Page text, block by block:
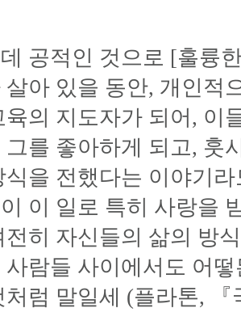
공적인 것으로 [훌륭
살아 있을 동안, 개인적
육의 지도자가 되어, 이
그를 좋아하게 되고, 훗
식을 전했다는 이야기
이 일로 특히 사랑을
전히 자신들의 삶의 방
사람들 사이에서도 어
처럼 말일세 (플라톤, 『